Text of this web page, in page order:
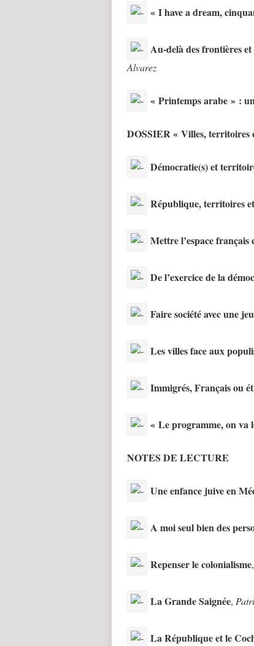
« I have a dream,
Au-delà des frontières
Alvarez
« Printemps arabe » :
DOSSIER « Villes, territoires
Démocratie(s) et
République, territoires
Mettre l’espace français
De l’exercice de la
Faire société avec une
Les villes face aux
Immigrés, Français ou
« Le programme, on va
NOTES DE LECTURE
Une enfance juive en
A moi seul bien des
Repenser le colonialisme,
La Grande Saignée,
La République et le